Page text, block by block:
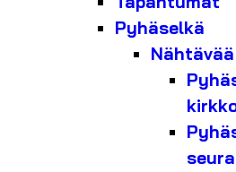
Pyhäselkä
Nähtävää